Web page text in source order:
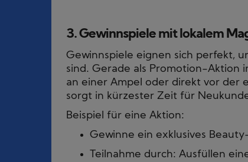
3. Gewinnspiele mit lokalem
Gewinnspiele eignen sich perfekt,
sind. Gerade als Promotion-Aktion
an einer Ampel oder direkt vor der
sorgt in kürzester Zeit für
Beispiel für eine Aktion:
Gewinne ein exklusives
Teilnahme durch: Ausfüllen